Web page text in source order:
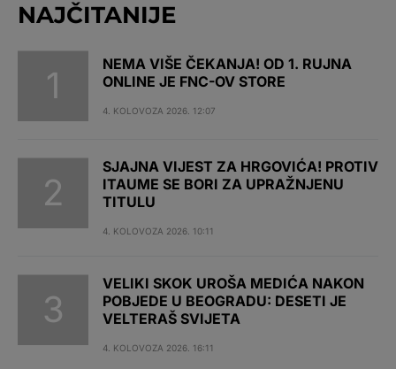
NAJČITANIJE
NEMA VIŠE ČEKANJA! OD 1. RUJNA
ONLINE JE FNC-OV STORE
4. KOLOVOZA 2026. 12:07
SJAJNA VIJEST ZA HRGOVIĆA! PROTIV
ITAUME SE BORI ZA UPRAŽNJENU
TITULU
4. KOLOVOZA 2026. 10:11
VELIKI SKOK UROŠA MEDIĆA NAKON
POBJEDE U BEOGRADU: DESETI JE
VELTERAŠ SVIJETA
4. KOLOVOZA 2026. 16:11